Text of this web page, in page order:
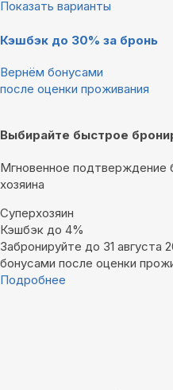
Показать варианты
Кэшбэк до 30% за бронь
Вернём бонусами
после оценки проживания
Выбирайте быстрое
Мгновенное подтверждение
хозяина
Суперхозяин
Кэшбэк до 4%
Забронируйте до 31 августа
бонусами после оценки
Подробнее